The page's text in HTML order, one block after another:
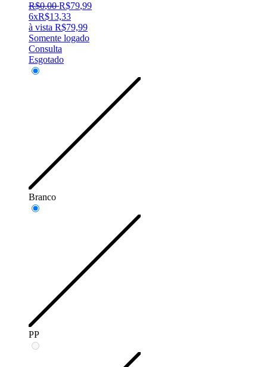
R$0,00 R$79,99
6xR$13,33
à vista R$79,99
Somente logado
Consulta
Esgotado
Branco
PP